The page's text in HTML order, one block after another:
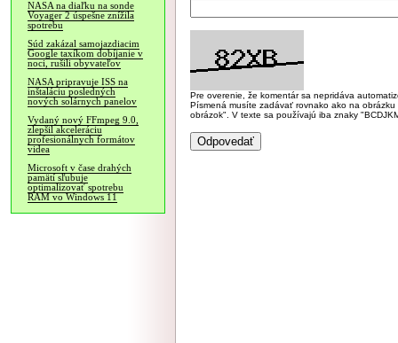
NASA na diaľku na sonde
Voyager 2 úspešne znížila
spotrebu
Súd zakázal samojazdiacim
Google taxíkom dobíjanie v
noci, rušili obyvateľov
NASA pripravuje ISS na
inštaláciu posledných
nových solárnych panelov
Vydaný nový FFmpeg 9.0,
zlepšil akceleráciu
profesionálnych formátov
videa
Microsoft v čase drahých
pamätí sľubuje
optimalizovať spotrebu
RAM vo Windows 11
Pre overenie, že komentár sa nepridáva
Písmená musíte zadávať rovnako ako na
obrázok". V texte sa používajú iba znaky